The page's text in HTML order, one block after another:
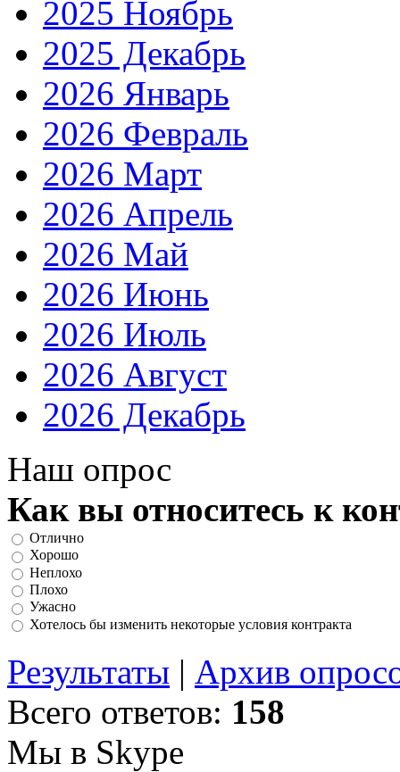
2025 Ноябрь
2025 Декабрь
2026 Январь
2026 Февраль
2026 Март
2026 Апрель
2026 Май
2026 Июнь
2026 Июль
2026 Август
2026 Декабрь
Наш опрос
Как вы относитесь к
Отлично
Хорошо
Неплохо
Плохо
Ужасно
Хотелось бы изменить некоторые условия контракта
Результаты | Архив
Всего ответов: 158
Мы в Skype